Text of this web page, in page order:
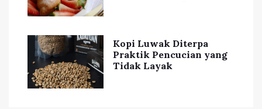
Kopi Luwak Diterpa
Praktik Pencucian yang
Tidak Layak